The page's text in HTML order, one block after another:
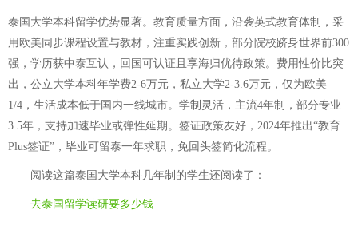
泰国大学本科留学优势显著。教育质量方面，沿袭英式教育体制，采
用欧美同步课程设置与教材，注重实践创新，部分院校跻身世界前300
强，学历获中泰互认，回国可认证且享海归优待政策。费用性价比突
出，公立大学本科年学费2-6万元，私立大学2-3.6万元，仅为欧美
1/4，生活成本低于国内一线城市。学制灵活，主流4年制，部分专业
3.5年，支持加速毕业或弹性延期。签证政策友好，2024年推出“教育
Plus签证”，毕业可留泰一年求职，免回头签简化流程。
阅读这篇泰国大学本科几年制 的学生还阅读了：
去泰国留学读研要多少钱